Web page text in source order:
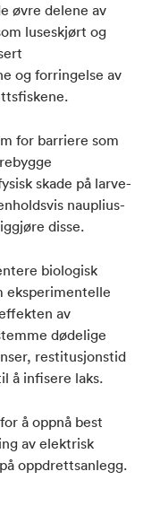
øvre delene av
luseskjørt og
og forringelse av
for barriere som
skade på larve-
nauplius-
disse.
biologisk
eksperimentelle
av
dødelige
restitusjonstid
å infisere laks.
å oppnå best
av elektrisk
oppdrettsanlegg.